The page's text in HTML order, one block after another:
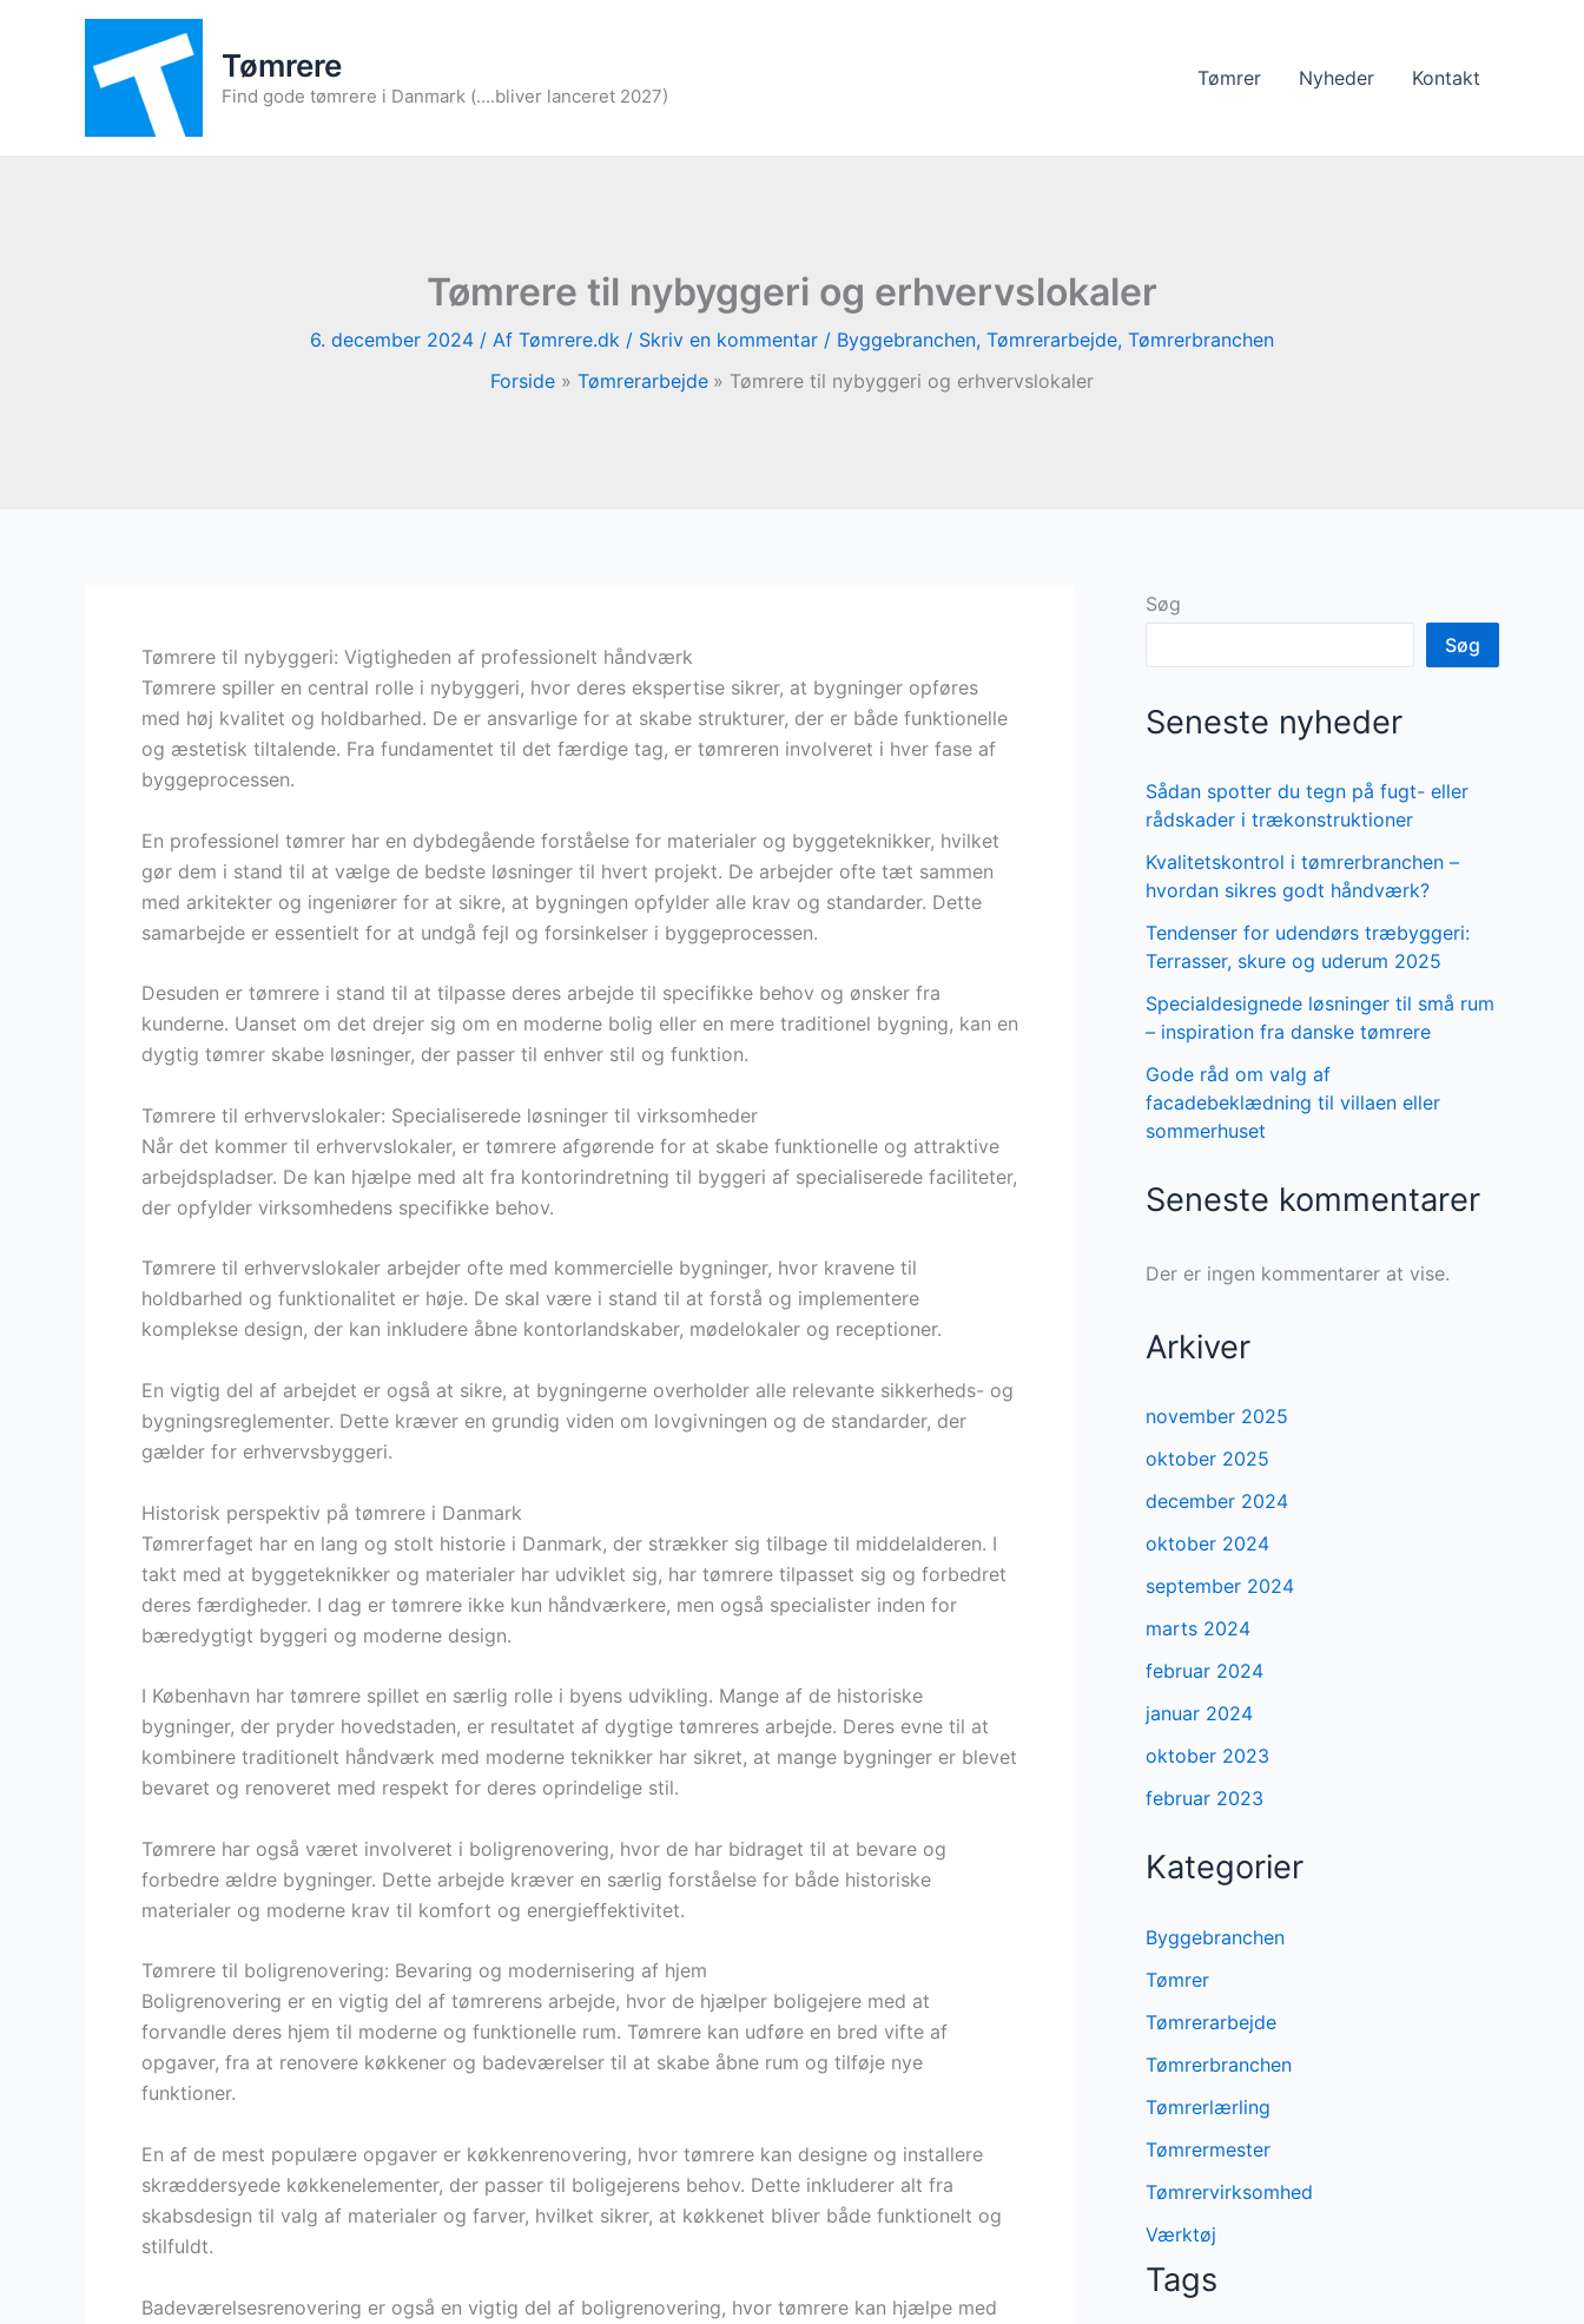
Tømrere
Find gode tømrere i Danmark (....bliver lanceret 2027)
Tømrer Nyheder Kontakt
Tømrere til nybyggeri og erhvervslokaler
6. december 2024 / Af Tømrere.dk / Skriv en kommentar / Byggebranchen, Tømrerarbejde, Tømrerbranchen
Forside
Tømrerarbejde Tømrere til nybyggeri og erhvervslokaler
Tømrere til nybyggeri: Vigtigheden af professionelt håndværk
Tømrere spiller en central rolle i nybyggeri, hvor deres ekspertise sikrer, at bygninger opføres
med høj kvalitet og holdbarhed. De er ansvarlige for at skabe strukturer, der er både funktionelle
og æstetisk tiltalende. Fra fundamentet til det færdige tag, er tømreren involveret i hver fase af
byggeprocessen.
En professionel tømrer har en dybdegående forståelse for materialer og byggeteknikker, hvilket
gør dem i stand til at vælge de bedste løsninger til hvert projekt. De arbejder ofte tæt sammen
med arkitekter og ingeniører for at sikre, at bygningen opfylder alle krav og standarder. Dette
samarbejde er essentielt for at undgå fejl og forsinkelser i byggeprocessen.
Desuden er tømrere i stand til at tilpasse deres arbejde til specifikke behov og ønsker fra
kunderne. Uanset om det drejer sig om en moderne bolig eller en mere traditionel bygning, kan en
dygtig tømrer skabe løsninger, der passer til enhver stil og funktion.
Tømrere til erhvervslokaler: Specialiserede løsninger til virksomheder
Når det kommer til erhvervslokaler, er tømrere afgørende for at skabe funktionelle og attraktive
arbejdspladser. De kan hjælpe med alt fra kontorindretning til byggeri af specialiserede faciliteter,
der opfylder virksomhedens specifikke behov.
Tømrere til erhvervslokaler arbejder ofte med kommercielle bygninger, hvor kravene til
holdbarhed og funktionalitet er høje. De skal være i stand til at forstå og implementere
komplekse design, der kan inkludere åbne kontorlandskaber, mødelokaler og receptioner.
En vigtig del af arbejdet er også at sikre, at bygningerne overholder alle relevante sikkerheds- og
bygningsreglementer. Dette kræver en grundig viden om lovgivningen og de standarder, der
gælder for erhvervsbyggeri.
Historisk perspektiv på tømrere i Danmark
Tømrerfaget har en lang og stolt historie i Danmark, der strækker sig tilbage til middelalderen. I
takt med at byggeteknikker og materialer har udviklet sig, har tømrere tilpasset sig og forbedret
deres færdigheder. I dag er tømrere ikke kun håndværkere, men også specialister inden for
bæredygtigt byggeri og moderne design.
I København har tømrere spillet en særlig rolle i byens udvikling. Mange af de historiske
bygninger, der pryder hovedstaden, er resultatet af dygtige tømreres arbejde. Deres evne til at
kombinere traditionelt håndværk med moderne teknikker har sikret, at mange bygninger er blevet
bevaret og renoveret med respekt for deres oprindelige stil.
Tømrere har også været involveret i boligrenovering, hvor de har bidraget til at bevare og
forbedre ældre bygninger. Dette arbejde kræver en særlig forståelse for både historiske
materialer og moderne krav til komfort og energieffektivitet.
Tømrere til boligrenovering: Bevaring og modernisering af hjem
Boligrenovering er en vigtig del af tømrerens arbejde, hvor de hjælper boligejere med at
forvandle deres hjem til moderne og funktionelle rum. Tømrere kan udføre en bred vifte af
opgaver, fra at renovere køkkener og badeværelser til at skabe åbne rum og tilføje nye
funktioner.
En af de mest populære opgaver er køkkenrenovering, hvor tømrere kan designe og installere
skræddersyede køkkenelementer, der passer til boligejerens behov. Dette inkluderer alt fra
skabsdesign til valg af materialer og farver, hvilket sikrer, at køkkenet bliver både funktionelt og
stilfuldt.
Badeværelsesrenovering er også en vigtig del af boligrenovering, hvor tømrere kan hjælpe med
Søg
Søg
Seneste nyheder
Sådan spotter du tegn på fugt- eller
rådskader i trækonstruktioner
Kvalitetskontrol i tømrerbranchen –
hvordan sikres godt håndværk?
Tendenser for udendørs træbyggeri:
Terrasser, skure og uderum 2025
Specialdesignede løsninger til små rum
– inspiration fra danske tømrere
Gode råd om valg af
facadebeklædning til villaen eller
sommerhuset
Seneste kommentarer
Der er ingen kommentarer at vise.
Arkiver
november 2025
oktober 2025
december 2024
oktober 2024
september 2024
marts 2024
februar 2024
januar 2024
oktober 2023
februar 2023
Kategorier
Byggebranchen
Tømrer
Tømrerarbejde
Tømrerbranchen
Tømrerlærling
Tømrermester
Tømrervirksomhed
Værktøj
Tags